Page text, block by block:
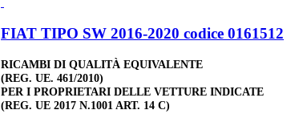
FIAT TIPO SW 2016-2020 codice 0161512
RICAMBI DI QUALITÀ EQUIVALENTE
(REG. UE. 461/2010)
PER I PROPRIETARI DELLE VETTURE INDICATE
(REG. UE 2017 N.1001 ART. 14 C)